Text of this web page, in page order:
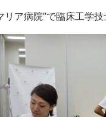
リア病院”で臨床工学